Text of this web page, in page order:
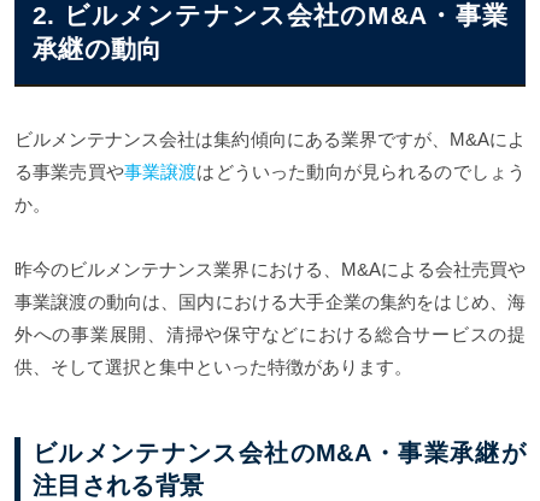
2. ビルメンテナンス会社のM&A・事業
承継の動向
ビルメンテナンス会社は集約傾向にある業界ですが、M&Aによ
る事業売買や事業譲渡はどういった動向が見られるのでしょう
か。
昨今のビルメンテナンス業界における、M&Aによる会社売買や
事業譲渡の動向は、国内における大手企業の集約をはじめ、海
外への事業展開、清掃や保守などにおける総合サービスの提
供、そして選択と集中といった特徴があります。
ビルメンテナンス会社のM&A・事業承継が
注目される背景